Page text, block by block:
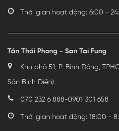
Thời gian hoạt động: 6:00 -
Tân Thái Phong - San Tai Fung
Khu phố 51, P. Bình Đông,
Sản Bình Điền)
070 232 6 888-0901 301 658
Thời gian hoạt động: 18:00 -